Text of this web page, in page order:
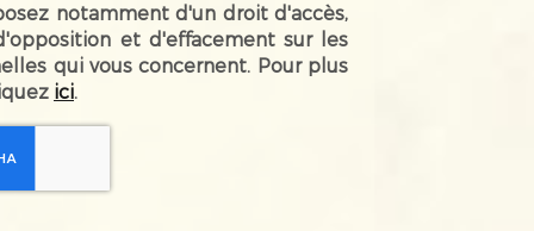
notamment d'un droit d'accès,
et d'effacement sur les
qui vous concernent. Pour plus
ici.